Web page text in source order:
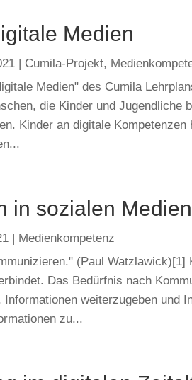
Medien
Cumila-Projekt,
Medien" des Cumila
die Kinder und Jugendliche
Kinder an digitale Kompetenzen
in sozialen Medien
Medienkompetenz
(Paul Watzlawick)[1]
Das Bedürfnis nach
weiterzugeben und
zu...